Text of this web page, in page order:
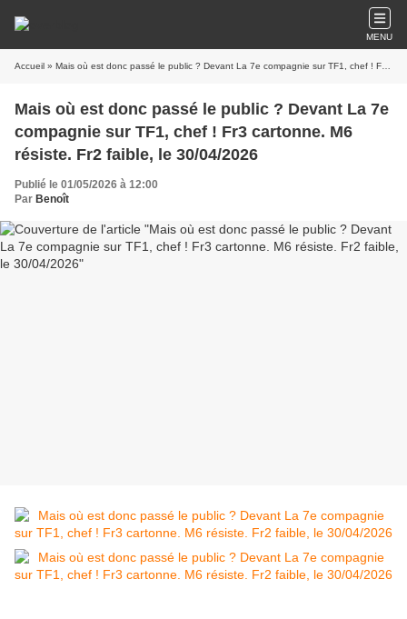
MENU
Accueil » Mais où est donc passé le public ? Devant La 7e compagnie sur TF1, chef ! Fr3 cartonne. M6 résiste. Fr2 faible, le 30/04/2026
Mais où est donc passé le public ? Devant La 7e
compagnie sur TF1, chef ! Fr3 cartonne. M6
résiste. Fr2 faible, le 30/04/2026
Publié le 01/05/2026 à 12:00
Par Benoît